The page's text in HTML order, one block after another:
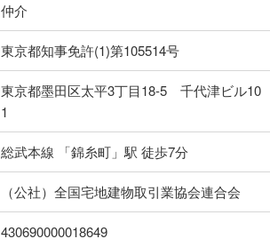
仲介
東京都知事免許(1)第105514号
東京都墨田区太平3丁目18-5 千代津ビル10
1
総武本線 「錦糸町」駅 徒歩7分
（公社）全国宅地建物取引業協会連合会
430690000018649